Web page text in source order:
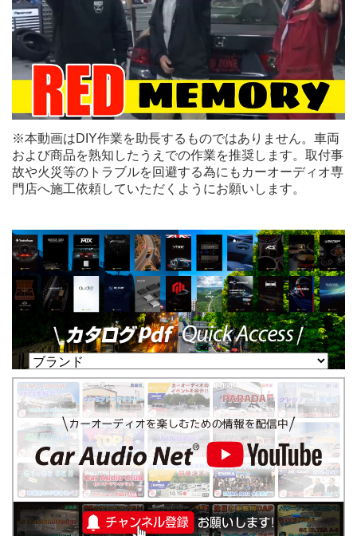
※本動画はDIY作業を助長するものではありません。車両
および商品を熟知したうえでの作業を推奨します。取付事
故や火災等のトラブルを回避する為にもカーオーディオ専
門店へ施工依頼していただくようにお願いします。